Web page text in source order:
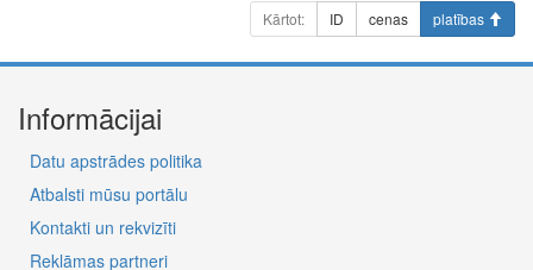
Kārtot: ID cenas platības
Informācijai
Datu apstrādes politika
Atbalsti mūsu portālu
Kontakti un rekvizīti
Reklāmas partneri